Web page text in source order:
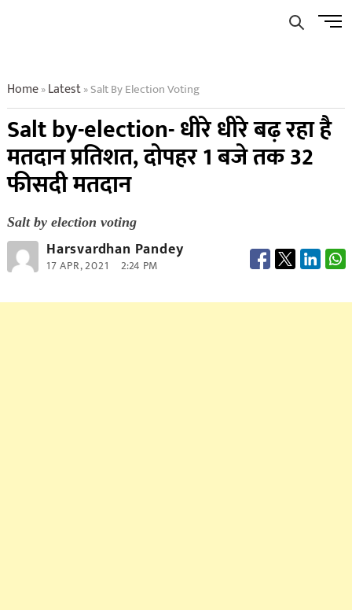
Menu
Home»Latest»Salt By Election Voting
Salt by-election- धीरे धीरे बढ़ रहा है
मतदान प्रतिशत, दोपहर 1 बजे तक 32
फीसदी मतदान
Salt by election voting
Harsvardhan Pandey
17 APR, 2021 2:24 PM